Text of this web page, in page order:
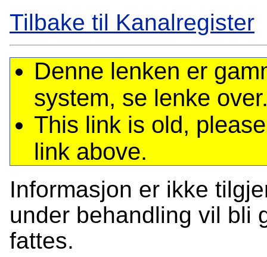
Tilbake til Kanalregister
Denne lenken er
system, se lenke
This link is old,
link above.
Informasjon er ikke
under behandling vil bli
fattes.